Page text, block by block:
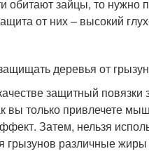
обитают зайцы, то нужно
от них – высокий
деревья от
защитный повязки
вы только привлечете
Затем, нельзя
грызунов различные